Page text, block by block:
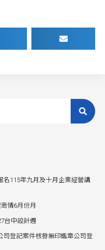
名115年九月及十月企業經營講
情6月份月
台中設計週
司登記案件核發無印鑑章公司登